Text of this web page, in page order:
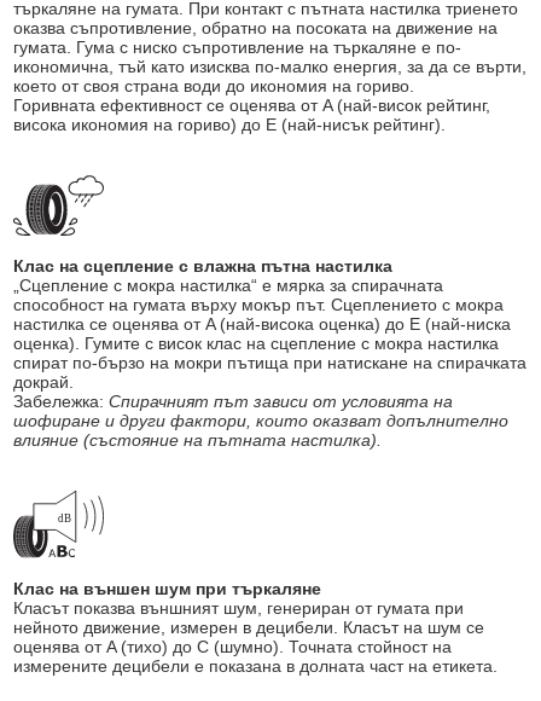
търкаляне на гумата. При контакт с пътната настилка триенето
оказва съпротивление, обратно на посоката на движение на
гумата. Гума с ниско съпротивление на търкаляне е по-
икономична, тъй като изисква по-малко енергия, за да се върти,
което от своя страна води до икономия на гориво.
Горивната ефективност се оценява от A (най-висок рейтинг,
висока икономия на гориво) до E (най-нисък рейтинг).
Клас на сцепление с влажна пътна настилка
„Сцепление с мокра настилка“ е мярка за спирачната
способност на гумата върху мокър път. Сцеплението с мокра
настилка се оценява от A (най-висока оценка) до E (най-ниска
оценка). Гумите с висок клас на сцепление с мокра настилка
спират по-бързо на мокри пътища при натискане на спирачката
докрай.
Забележка:Спирачният път зависи от условията на
шофиране и други фактори, които оказват допълнително
влияние (състояние на пътната настилка).
Клас на външен шум при търкаляне
Класът показва външният шум, генериран от гумата при
нейното движение, измерен в децибели. Класът на шум се
оценява от A (тихо) до C (шумно). Точната стойност на
измерените децибели е показана в долната част на етикета.